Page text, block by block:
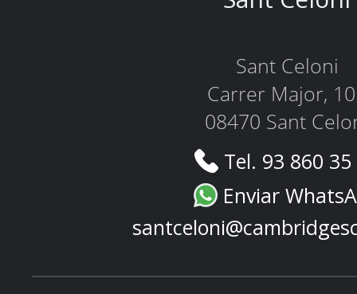
Sant Celoni
Carrer Major,
08470 Sant
Tel. 93 860
Enviar